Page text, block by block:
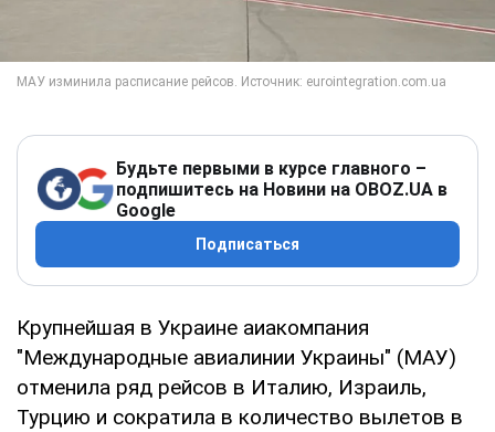
Будьте первыми в курсе главного –
подпишитесь на Новини на OBOZ.UA в
Google
Подписаться
Крупнейшая в Украине аиакомпания
"Международные авиалинии Украины" (МАУ)
отменила ряд рейсов в Италию, Израиль,
Турцию и сократила в количество вылетов в